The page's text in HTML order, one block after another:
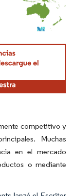
según CC BY 4.0.
competitivo y
Muchas
en el mercado
o mediante